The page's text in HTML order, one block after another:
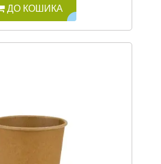
ДО КОШИКА